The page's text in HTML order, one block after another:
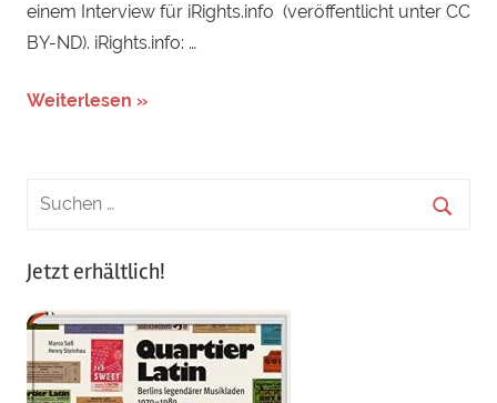
einem Interview für iRights.info (veröffentlicht unter CC
BY-ND). iRights.info: …
Weiterlesen »
Jetzt erhältlich!